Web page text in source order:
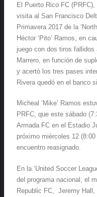
El Puerto Rico FC
visita al San Francisco
Primavera 2017 de la
Héctor ‘Pito’ Ramos, en
juego con dos tiros fallidos
Marrero, en función de
y acertó los tres pases
Rivera quedó en el banco
Micheal ‘Mike’ Ramos
PRFC, que este sábado
Armada FC en el Estadio
próximo miércoles 12
encuentro reasignado.
En la ‘United Soccer
del programa nacional, el
Republic FC, Jeremy